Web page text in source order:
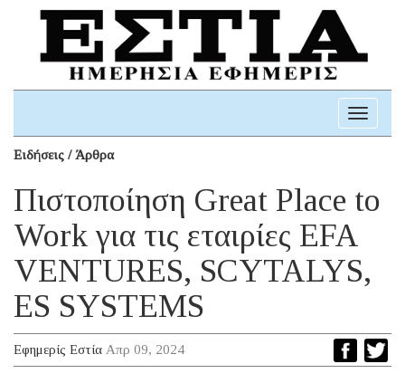
Toggle
Ειδήσεις / Άρθρα
Πιστοποίηση Great Place to
Work για τις εταιρίες EFA
VENTURES, SCYTALYS,
ES SYSTEMS
Εφημερίς Εστία Απρ 09, 2024